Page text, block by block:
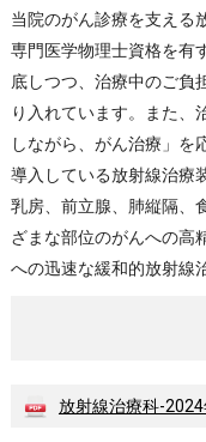
当院のがん診療を支える
専門医学物理士資格を有
底しつつ、治療中のご負
り入れています。また、
しながら、がん治療」を
導入している放射線治療
乳房、前立腺、肺縦隔、
ざまな部位のがんへの高
への迅速な緩和的放射線
放射線治療科-